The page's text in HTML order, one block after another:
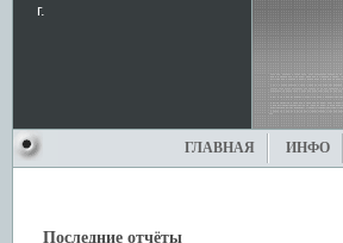
г.
ГЛАВНАЯ ИНФО
Последние отчёты